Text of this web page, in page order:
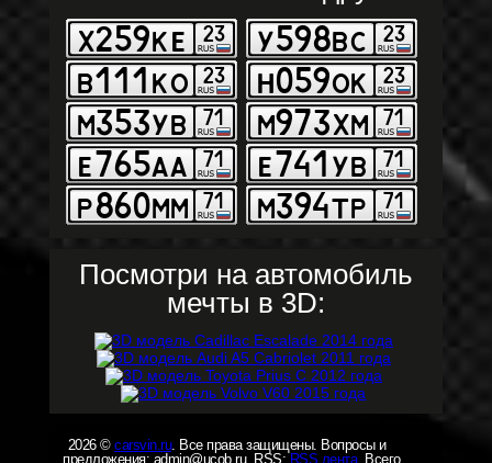
Посмотри на автомобиль
мечты в 3D:
2026 © carsvin.ru. Все права защищены. Вопросы и
предложения: admin@ucob.ru. RSS: RSS лента. Всего